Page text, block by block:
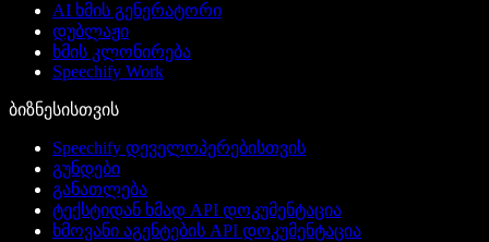
AI ხმის გენერატორი
დუბლაჟი
ხმის კლონირება
Speechify Work
ბიზნესისთვის
Speechify დეველოპერებისთვის
გუნდები
განათლება
ტექსტიდან ხმად API დოკუმენტაცია
ხმოვანი აგენტების API დოკუმენტაცია